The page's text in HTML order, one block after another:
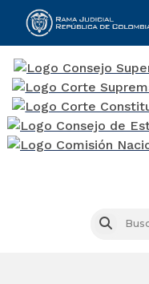
Buscar